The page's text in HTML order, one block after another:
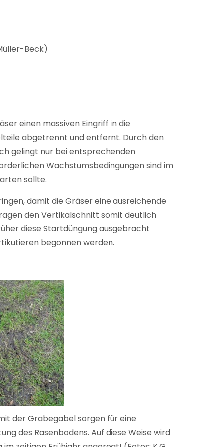
Beck)
einen massiven Eingriff in die
abgetrennt und entfernt. Durch den
gelingt nur bei entsprechenden
Wachstumsbedingungen sind im
sollte.
damit die Gräser eine ausreichende
den Vertikalschnitt somit deutlich
diese Startdüngung ausgebracht
begonnen werden.
der Grabegabel sorgen für eine
des Rasenbodens. Auf diese Weise wird